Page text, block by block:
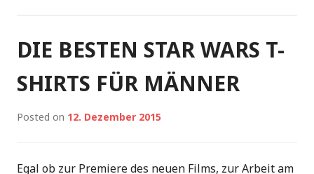
DIE BESTEN STAR WARS T-
SHIRTS FÜR MÄNNER
Posted on 12. Dezember 2015
Egal ob zur Premiere des neuen Films, zur Arbeit am